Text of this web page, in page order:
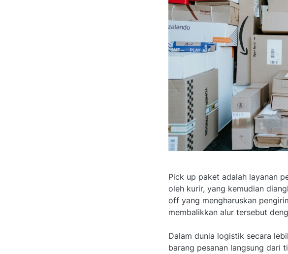
Pick up paket adalah layanan
oleh kurir, yang kemudian
off yang mengharuskan
membalikkan alur tersebut
Dalam dunia logistik secara
barang pesanan langsung dari